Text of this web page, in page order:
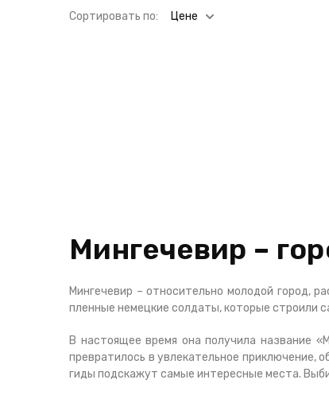
Cортировать по: Цене
Мингечевир –
Мингечевир – относительно молодой город,
пленные немецкие солдаты, которые строили
В настоящее время она получила название «
превратилось в увлекательное приключение,
гиды подскажут самые интересные места.